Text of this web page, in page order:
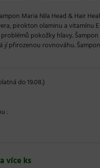
Maria Nila Head & Hair
pirokton olaminu a vitamínu
pokožky hlavy.
jí přirozenou rovnováhu.
do 19.08.)
:
více ks